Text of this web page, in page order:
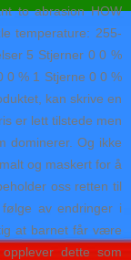
to abrasion HOW
temperature: 255-
5 Stjerner 0 0 %
0 % 1 Stjerne 0 0 %
kan skrive en
er lett tilstede men
dominerer. Og ikke
og maskert for å
oss retten til
av endringer i
at barnet får være
dette som